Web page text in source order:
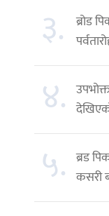
३.
ब्रोड
४.
५. ब्रड
कसरी